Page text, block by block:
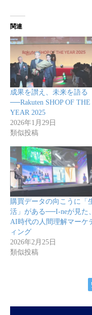
関連
成果を讃え、未来を語る
──Rakuten SHOP OF THE
YEAR 2025
2026年1月29日
類似投稿
購買データの向こうに「
活」がある──I-neが見た、
AI時代の人間理解マーケ
ィング
2026年2月25日
類似投稿